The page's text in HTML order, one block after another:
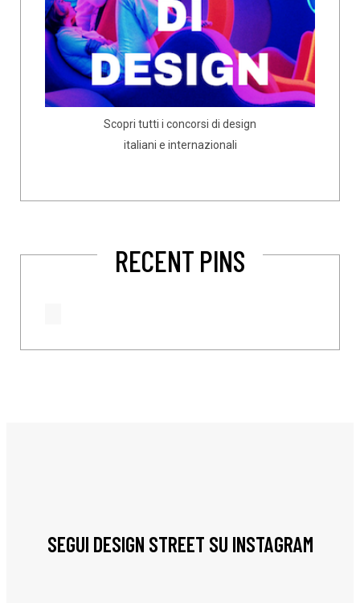
Scopri tutti i concorsi di design
italiani e internazionali
RECENT PINS
SEGUI DESIGN STREET SU INSTAGRAM